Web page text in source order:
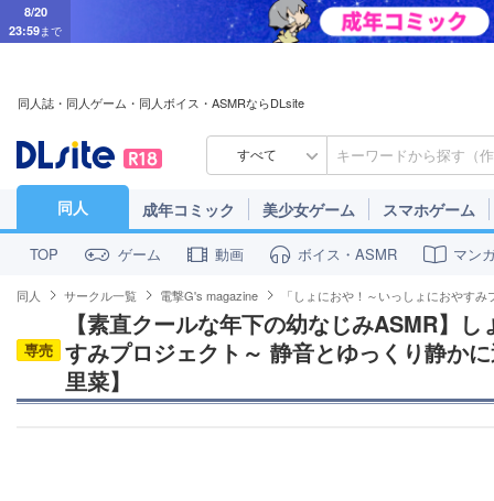
8/20
23:59まで
同人誌・同人ゲーム・同人ボイス・ASMRならDLsite
すべて
同人 成年コミック 美少女ゲーム スマホゲーム
TOP ゲーム 動画 ボイス・ASMR マン
同人 サークル一覧 電撃G's magazine 「しょにおや！～いっしょにおやす
専売
【素直クールな年下の幼なじみASMR】
すみプロジェクト～ 静音とゆっくり静か
里菜】